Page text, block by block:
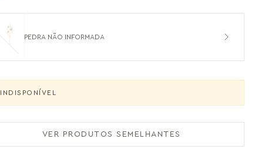
PEDRA NÃO INFORMADA
INDISPONÍVEL
VER PRODUTOS SEMELHANTES